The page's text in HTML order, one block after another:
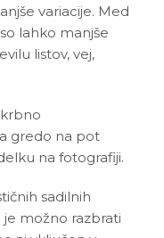
variacije. Med
lahko manjše
listov, vej,
gredo na pot
na fotografiji.
sadilnih
je možno razbrati